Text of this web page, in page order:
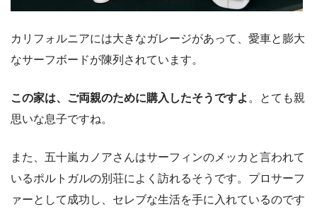
カリフォルニアには大きなガレージがあって、愛車と膨大
なサーフボードが陳列されています。
この家は、ご両親のために購入したそうですよ 。とても親
思いな息子ですね。
また、五十嵐カノアさんはサーフィンのメッカと言われて
いるポルトガルの別荘によく訪れるそうです。プロサーフ
ァーとして成功し、セレブな生活を手に入れているのです